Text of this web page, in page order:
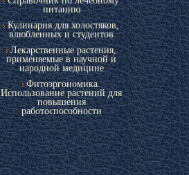
питанию
Кулинария для холостяков,
влюбленных и студентов
Лекарственные растения,
применяемые в научной и
народной медицине
Фитоэргономика.
Использование растений для
повышения
работоспособности